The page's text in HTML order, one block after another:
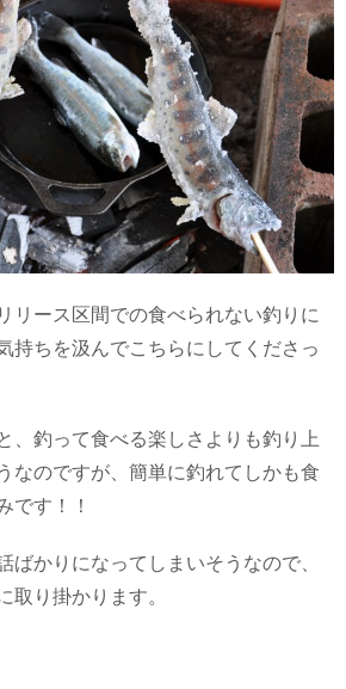
リース区間での食べられない釣りに
持ちを汲んでこちらにしてくださっ
、釣って食べる楽しさよりも釣り上
なのですが、簡単に釣れてしかも食
です！！
ばかりになってしまいそうなので、
取り掛かります。